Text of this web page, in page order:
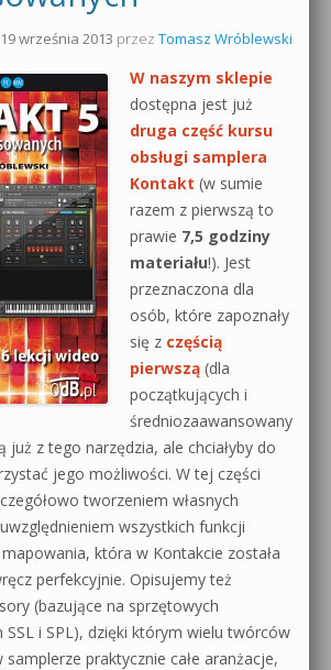
od podstaw
Massive
19 września 2013 przez Tomasz Wróblewski
W naszym sklepie
dostępna jest już
druga część kursu
obsługi samplera
Kontakt (w sumie
razem z pierwszą to
prawie 7,5 godziny
materiału!). Jest
przeznaczona dla
osób, które zapoznały
się z częścią
pierwszą (dla
początkujących i
średniozaawansowany
już z tego narzędzia, ale chciałyby do
jego możliwości. W tej części
tworzeniem własnych
wszystkich funkcji
która w Kontakcie została
perfekcyjnie. Opisujemy też
(bazujące na sprzętowych
SSL i SPL), dzięki którym wielu twórców
praktycznie całe aranżacje,